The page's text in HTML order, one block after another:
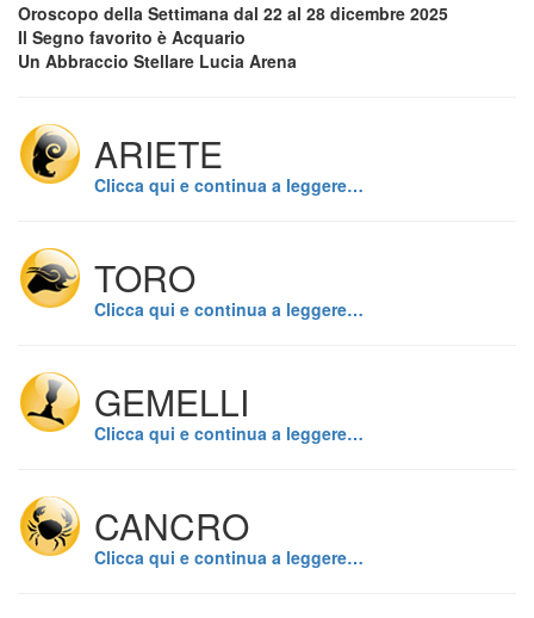
Oroscopo della Settimana dal 22 al 28 dicembre 2025
Il Segno favorito è Acquario
Un Abbraccio Stellare Lucia Arena
ARIETE
Clicca qui e continua a leggere…
TORO
Clicca qui e continua a leggere…
GEMELLI
Clicca qui e continua a leggere…
CANCRO
Clicca qui e continua a leggere…